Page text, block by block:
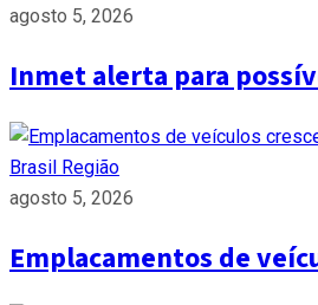
agosto 5, 2026
Inmet alerta para
Brasil Região
agosto 5, 2026
Emplacamentos de